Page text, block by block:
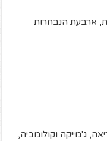
ארבעת הנבחרות
ג'מייקה וקולומביה,